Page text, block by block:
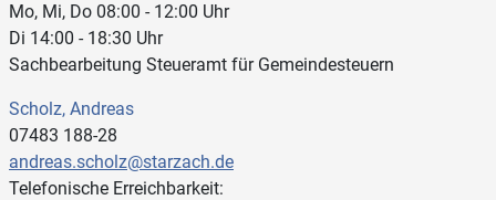
Mo, Mi, Do 08:00 - 12:00 Uhr
Di 14:00 - 18:30 Uhr
Sachbearbeitung Steueramt für Gemeindesteuern
Scholz, Andreas
07483 188-28
andreas.scholz@starzach.de
Telefonische Erreichbarkeit: